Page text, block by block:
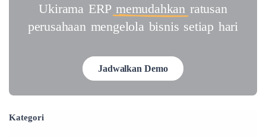
Ukirama ERP memudahkan ratusan
perusahaan mengelola bisnis setiap hari
Jadwalkan Demo
Kategori